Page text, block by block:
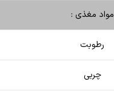
مواد مغذی :
رطوبت
چربی